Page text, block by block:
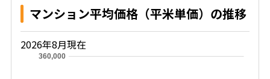
マンション平均価格（平米単価）の推移
2026年8月現在
360,000